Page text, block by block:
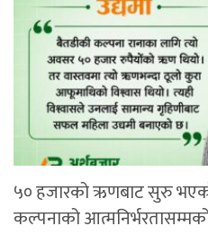
५० हजारको ऋणबाट सुरु
कल्पनाको आत्मनिर्भरतासम्मको